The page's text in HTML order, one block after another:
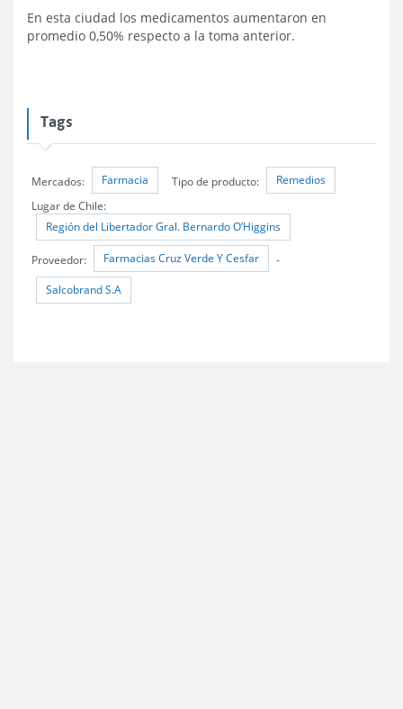
En esta ciudad los medicamentos aumentaron en
promedio 0,50% respecto a la toma anterior.
Tags
Mercados: Farmacia Tipo de producto: Remedios
Lugar de Chile:
Región del Libertador Gral. Bernardo O’Higgins
Proveedor: Farmacias Cruz Verde Y Cesfar -
Salcobrand S.A